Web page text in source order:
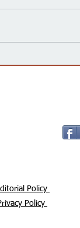
Policy
Policy